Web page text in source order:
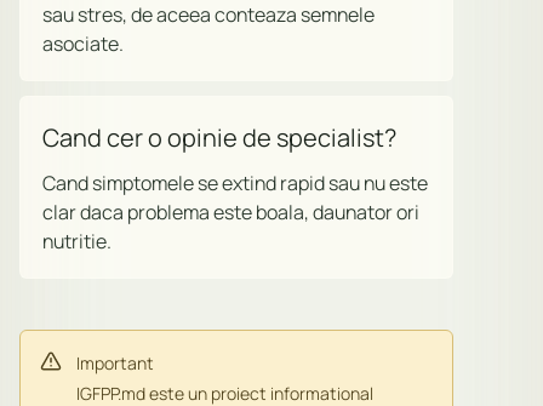
sau stres, de aceea conteaza semnele
asociate.
Cand cer o opinie de specialist?
Cand simptomele se extind rapid sau nu este
clar daca problema este boala, daunator ori
nutritie.
Important
IGFPP.md este un proiect informational